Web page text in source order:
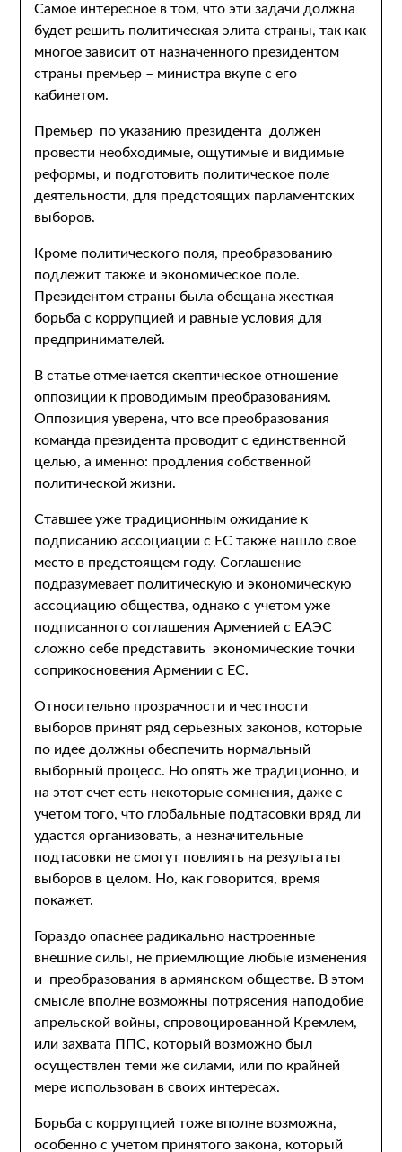
Самое интересное в том, что эти задачи должна
будет решить политическая элита страны, так как
многое зависит от назначенного президентом
страны премьер – министра вкупе с его
кабинетом.
Премьер по указанию президента должен
провести необходимые, ощутимые и видимые
реформы, и подготовить политическое поле
деятельности, для предстоящих парламентских
выборов.
Кроме политического поля, преобразованию
подлежит также и экономическое поле.
Президентом страны была обещана жесткая
борьба с коррупцией и равные условия для
предпринимателей.
В статье отмечается скептическое отношение
оппозиции к проводимым преобразованиям.
Оппозиция уверена, что все преобразования
команда президента проводит с единственной
целью, а именно: продления собственной
политической жизни.
Ставшее уже традиционным ожидание к
подписанию ассоциации с ЕС также нашло свое
место в предстоящем году. Соглашение
подразумевает политическую и экономическую
ассоциацию общества, однако с учетом уже
подписанного соглашения Арменией с ЕАЭС
сложно себе представить экономические точки
соприкосновения Армении с ЕС.
Относительно прозрачности и честности
выборов принят ряд серьезных законов, которые
по идее должны обеспечить нормальный
выборный процесс. Но опять же традиционно, и
на этот счет есть некоторые сомнения, даже с
учетом того, что глобальные подтасовки вряд ли
удастся организовать, а незначительные
подтасовки не смогут повлиять на результаты
выборов в целом. Но, как говорится, время
покажет.
Гораздо опаснее радикально настроенные
внешние силы, не приемлющие любые изменения
и преобразования в армянском обществе. В этом
смысле вполне возможны потрясения наподобие
апрельской войны, спровоцированной Кремлем,
или захвата ППС, который возможно был
осуществлен теми же силами, или по крайней
мере использован в своих интересах.
Борьба с коррупцией тоже вполне возможна,
особенно с учетом принятого закона, который